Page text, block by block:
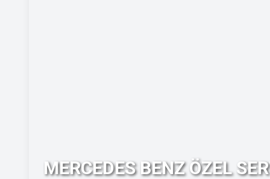
MERCEDES BENZ ÖZEL